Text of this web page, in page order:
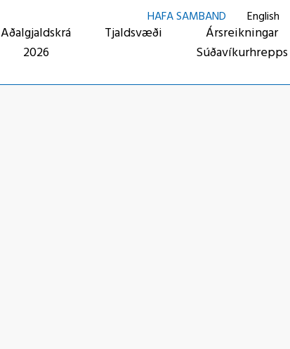
Aðalgjaldskrá
2026
Tjaldsvæði
Ársreikningar
Súðavíkurhrepps
HAFA SAMBAND English